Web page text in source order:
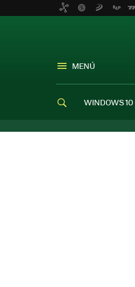
MENÚ
WINDOWS 10